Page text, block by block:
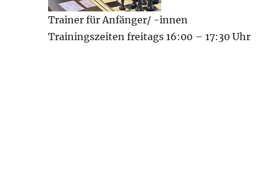
Trainer für Anfänger/ -innen
Trainingszeiten freitags 16:00 – 17:30 Uhr